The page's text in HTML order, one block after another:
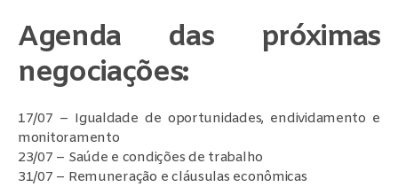
Agenda das próximas
negociações:
17/07 – Igualdade de oportunidades, endividamento e
monitoramento
23/07 – Saúde e condições de trabalho
31/07 – Remuneração e cláusulas econômicas